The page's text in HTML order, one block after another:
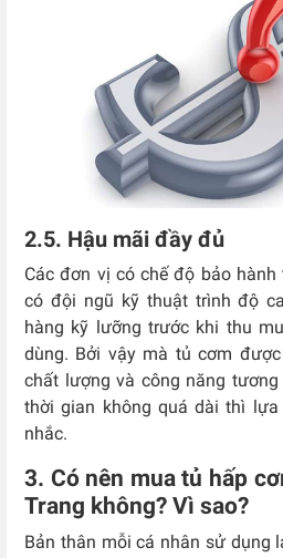
2.5. Hậu mãi đầy đủ
Các đơn vị có chế độ bảo
có đội ngũ kỹ thuật trình độ
hàng kỹ lưỡng trước khi thu
dùng. Bởi vậy mà tủ cơm
chất lượng và công năng
thời gian không quá dài thì
nhắc.
3. Có nên mua tủ hấp
Trang không? Vì sao?
Bản thân mỗi cá nhân sử dụng